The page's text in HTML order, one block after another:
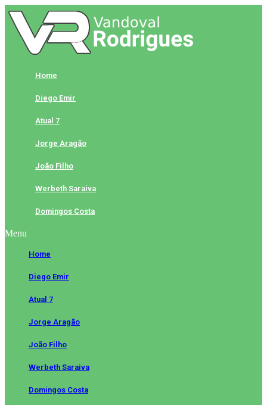
Skip
to
content
Home
Diego Emir
Atual 7
Jorge Aragão
João Filho
Werbeth Saraiva
Domingos Costa
Menu
Home
Diego Emir
Atual 7
Jorge Aragão
João Filho
Werbeth Saraiva
Domingos Costa